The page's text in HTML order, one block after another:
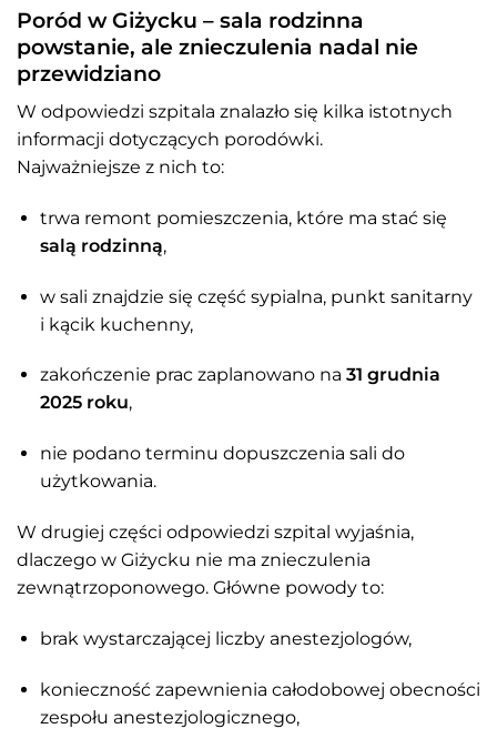
Poród w Giżycku – sala rodzinna
powstanie, ale znieczulenia nadal nie
przewidziano
W odpowiedzi szpitala znalazło się kilka istotnych
informacji dotyczących porodówki.
Najważniejsze z nich to:
trwa remont pomieszczenia, które ma stać się
salą rodzinną,
w sali znajdzie się część sypialna, punkt sanitarny
i kącik kuchenny,
zakończenie prac zaplanowano na 31 grudnia
2025 roku,
nie podano terminu dopuszczenia sali do
użytkowania.
W drugiej części odpowiedzi szpital wyjaśnia,
dlaczego w Giżycku nie ma znieczulenia
zewnątrzoponowego. Główne powody to:
brak wystarczającej liczby anestezjologów,
konieczność zapewnienia całodobowej obecności
zespołu anestezjologicznego,